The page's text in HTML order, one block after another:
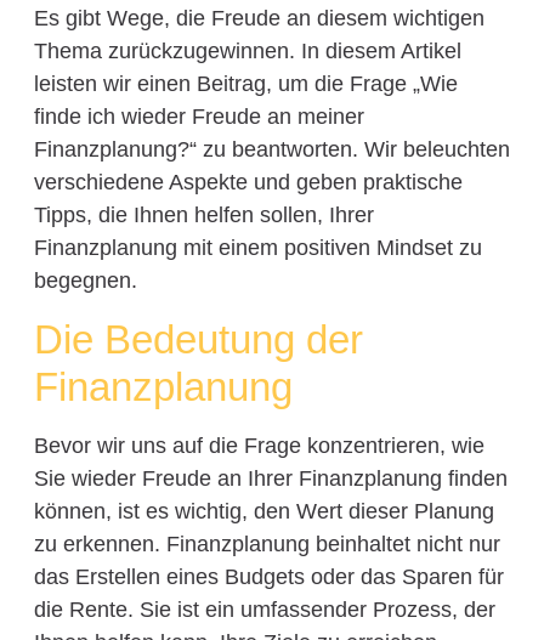
Es gibt Wege, die Freude an diesem wichtigen
Thema zurückzugewinnen. In diesem Artikel
leisten wir einen Beitrag, um die Frage „Wie
finde ich wieder Freude an meiner
Finanzplanung?“ zu beantworten. Wir beleuchten
verschiedene Aspekte und geben praktische
Tipps, die Ihnen helfen sollen, Ihrer
Finanzplanung mit einem positiven Mindset zu
begegnen.
Die Bedeutung der
Finanzplanung
Bevor wir uns auf die Frage konzentrieren, wie
Sie wieder Freude an Ihrer Finanzplanung finden
können, ist es wichtig, den Wert dieser Planung
zu erkennen. Finanzplanung beinhaltet nicht nur
das Erstellen eines Budgets oder das Sparen für
die Rente. Sie ist ein umfassender Prozess, der